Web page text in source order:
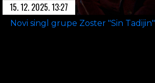
15. 12. 2025. 13:27
Novi singl grupe Zoster "Sin Tadijin"